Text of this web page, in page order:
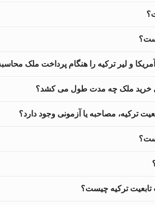
و لیر ترکیه را هنگام پرداخت ملک
خرید ملک چه مدت طول می کشد؟
ترکیه، مصاحبه یا آزمونی وجود دارد؟
تابعیت ترکیه چیست؟